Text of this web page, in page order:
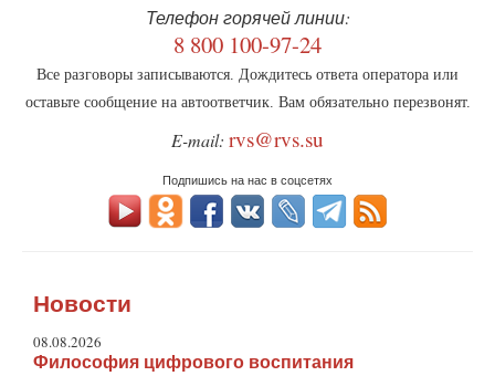
Телефон горячей линии:
8 800 100-97-24
Все разговоры записываются. Дождитесь ответа оператора или
оставьте сообщение на автоответчик. Вам обязательно перезвонят.
E-mail: rvs@rvs.su
Подпишись на нас в соцсетях
Новости
08.08.2026
Философия цифрового воспитания